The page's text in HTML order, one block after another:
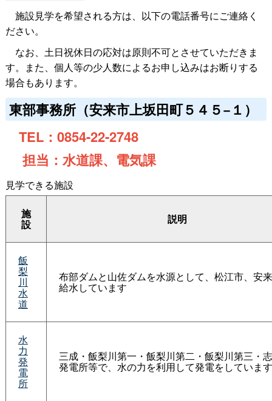
施設見学を希望される方は、以下の電話番号にご連絡く
ださい。
なお、土日祝休日の応対は原則不可とさせていただきま
す。また、個人等の少人数によるお申し込みはお断りする
場合もあります。
東部事務所（安来市上坂田町５４５−１）
TEL：0854-22-2748
担当：水道課、電気課
見学できる施設
施
設 説明
飯
梨
川
水
道
布部ダムと山佐ダムを水源として、松江市、安
給水しています
水
力
発
電
所
三成・飯梨川第一・飯梨川第二・飯梨川第三・
発電所等で、水の力を利用して発電をしています